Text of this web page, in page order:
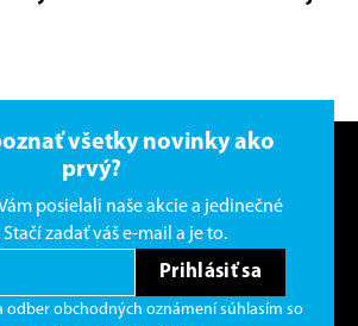
všetky novinky ako
prvý?
posielali naše akcie a jedinečné
Stačí zadať váš e-mail a je to.
Prihlásiť sa
odber obchodných oznámení súhlasím so